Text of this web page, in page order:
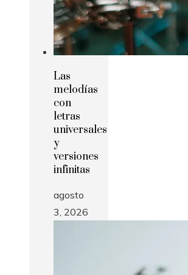
Las
melodías
con
letras
universales
y
versiones
infinitas
agosto
3, 2026